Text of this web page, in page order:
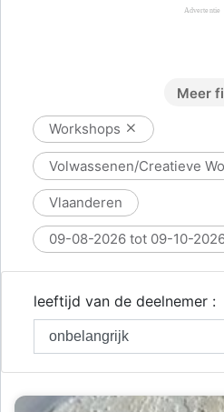
Meer
Workshops
Volwassenen/Creatieve
Vlaanderen
09-08-2026 tot 09-10-
leeftijd van de deelnemer :